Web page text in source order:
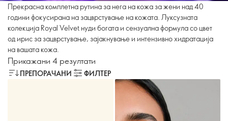
Прекрасна комплетна рутина за нега на кожа за жени над 40
години фокусирана на зацврстување на кожата. Луксузната
колекција Royal Velvet нуди богата и сензуална формула со цвет
од ирис за зацврстување, зајакнување и интензивно хидратација
на вашата кожа.
Прикажани 4 резултати
ПРЕПОРАЧАНИ ФИЛТЕР